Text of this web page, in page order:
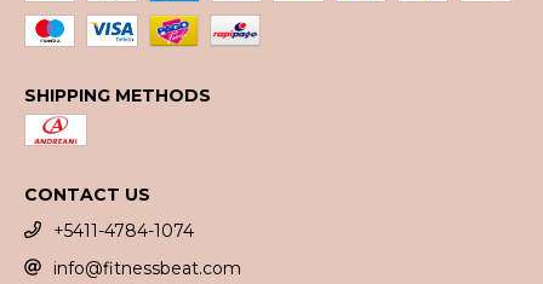
SHIPPING METHODS
CONTACT US
+5411-4784-1074
info@fitnessbeat.com